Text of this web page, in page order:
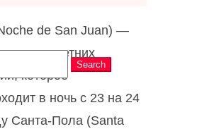
Search
de San Juan) —
летних
которое
в ночь с 23 на 24
Санта-Пола (Santa